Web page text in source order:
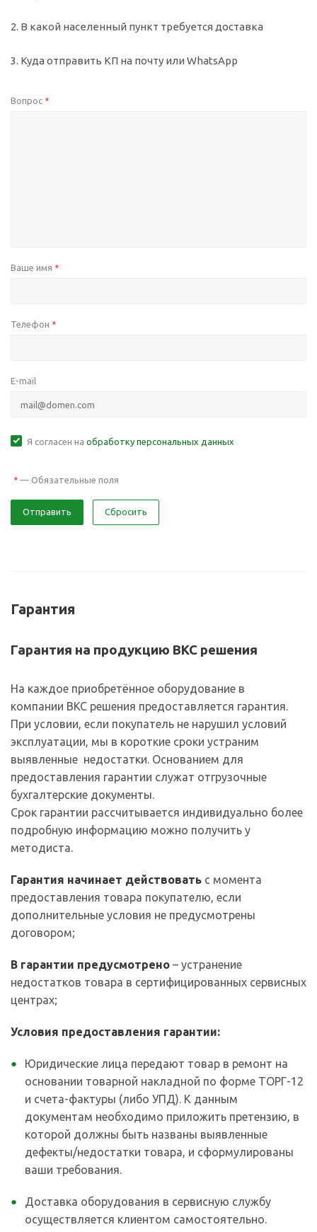
2. В какой населенный пункт требуется доставка
3. Куда отправить КП на почту или WhatsApp
Вопрос *
Ваше имя *
Телефон *
E-mail
Я согласен на обработку персональных данных
* — Обязательные поля
Отправить Сбросить
Гарантия
Гарантия на продукцию ВКС решения
На каждое приобретённое оборудование в
компании ВКС решения предоставляется гарантия.
При условии, если покупатель не нарушил условий
эксплуатации, мы в короткие сроки устраним
выявленные недостатки. Основанием для
предоставления гарантии служат отгрузочные
бухгалтерские документы.
Срок гарантии рассчитывается индивидуально более
подробную информацию можно получить у
методиста.
Гарантия начинает действовать с момента
предоставления товара покупателю, если
дополнительные условия не предусмотрены
договором;
В гарантии предусмотрено – устранение
недостатков товара в сертифицированных сервисных
центрах;
Условия предоставления гарантии:
Юридические лица передают товар в ремонт на
основании товарной накладной по форме ТОРГ-12
и счета-фактуры (либо УПД). К данным
документам необходимо приложить претензию, в
которой должны быть названы выявленные
дефекты/недостатки товара, и сформулированы
ваши требования.
Доставка оборудования в сервисную службу
осуществляется клиентом самостоятельно.